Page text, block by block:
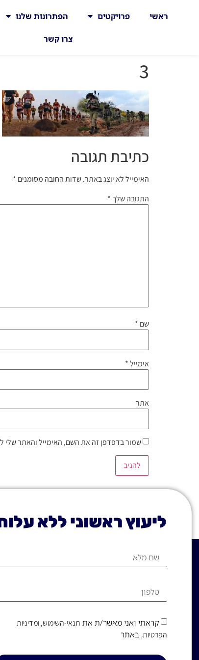
ראשי פרויקטים הפתרונות שלנו
צרו קשר
3
כתיבת תגובה
האימייל לא יוצג באתר.שדות החובה מסומנים *
התגובה שלך *
שם *
אימייל*
אתר
שמור בדפדפן זה את השם, האימייל והאתר שלי
ליעוץ ראשוני ללא
קראתי ואני מאשר/ת את תנאי-השימוש, ומדיניות
הפרטיות, באתר